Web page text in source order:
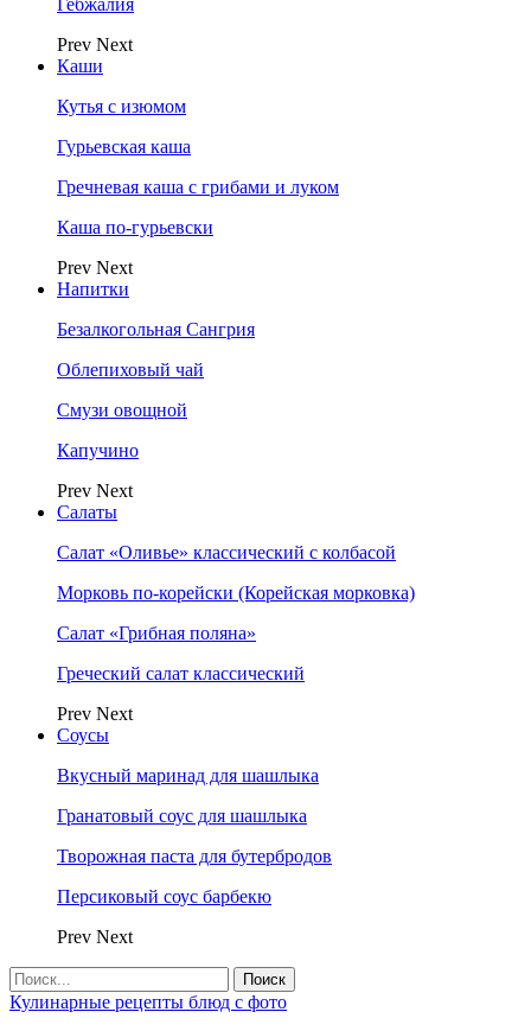
Гебжалия
Prev Next
Каши
Кутья с изюмом
Гурьевская каша
Гречневая каша с грибами и луком
Каша по-гурьевски
Prev Next
Напитки
Безалкогольная Сангрия
Облепиховый чай
Смузи овощной
Капучино
Prev Next
Салаты
Салат «Оливье» классический с колбасой
Морковь по-корейски (Корейская морковка)
Салат «Грибная поляна»
Греческий салат классический
Prev Next
Соусы
Вкусный маринад для шашлыка
Гранатовый соус для шашлыка
Творожная паста для бутербродов
Персиковый соус барбекю
Prev Next
Кулинарные рецепты блюд с фото